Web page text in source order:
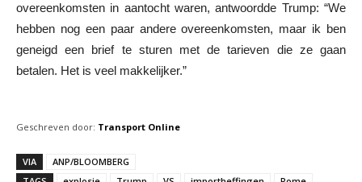
overeenkomsten in aantocht waren, antwoordde Trump: “We
hebben nog een paar andere overeenkomsten, maar ik ben
geneigd een brief te sturen met de tarieven die ze gaan
betalen. Het is veel makkelijker.”
Geschreven door: Transport Online
VIA
ANP/BLOOMBERG